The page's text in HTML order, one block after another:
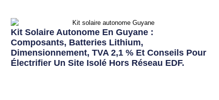
Kit Solaire Autonome En Guyane :
Composants, Batteries Lithium,
Dimensionnement, TVA 2,1 % Et Conseils Pour
Électrifier Un Site Isolé Hors Réseau EDF.